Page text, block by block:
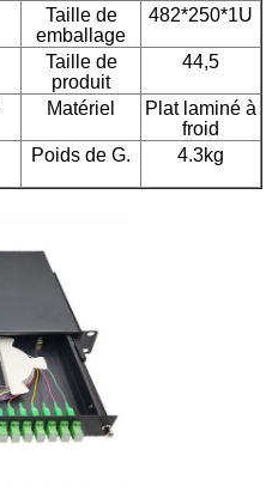
Taille de
emballage
482*250*1U
Taille de
produit
44,5
Matériel
Plat laminé à
froid
Poids de G. 4.3kg